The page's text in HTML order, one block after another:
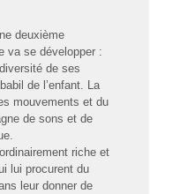
deuxième
va se développer :
de ses
de l’enfant. La
mouvements et du
de sons et de
riche et
lui procurent du
leur donner de